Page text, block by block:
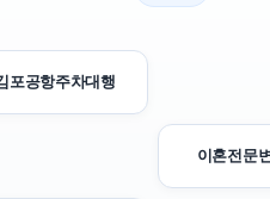
포공항주차대행
이혼전문